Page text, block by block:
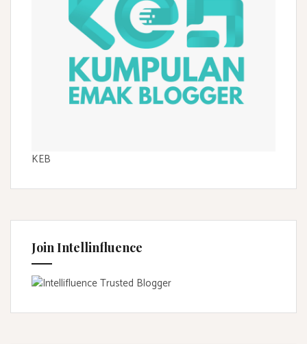
KEB
Join Intellinfluence